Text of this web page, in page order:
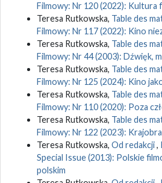
Filmowy: Nr 120 (2022): Kultura
Teresa Rutkowska, Table des
Filmowy: Nr 117 (2022): Kino
Teresa Rutkowska, Table des
Filmowy: Nr 44 (2003): Dźwięk,
Teresa Rutkowska, Table des
Filmowy: Nr 125 (2024): Kino
Teresa Rutkowska, Table des
Filmowy: Nr 110 (2020): Poza
Teresa Rutkowska, Table des
Filmowy: Nr 122 (2023):
Teresa Rutkowska, Od redakcji,
Special Issue (2013): Polskie
polskim